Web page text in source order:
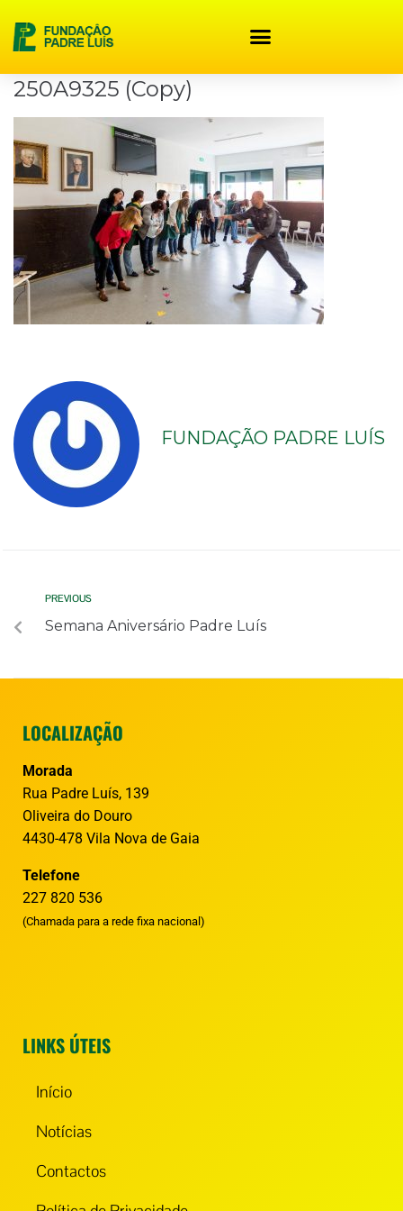
250A9325 (Copy)
FUNDAÇÃO PADRE LUÍS
PREVIOUS
Semana Aniversário Padre Luís
LOCALIZAÇÃO
Morada
Rua Padre Luís, 139
Oliveira do Douro
4430-478 Vila Nova de Gaia
Telefone
227 820 536
(Chamada para a rede fixa nacional)
LINKS ÚTEIS
Início
Notícias
Contactos